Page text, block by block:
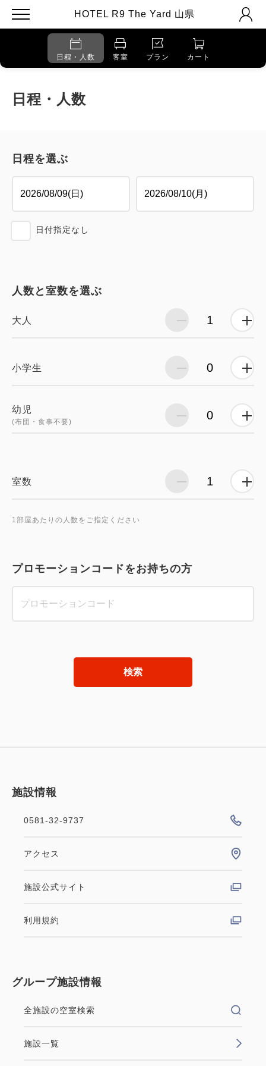
HOTEL R9 The Yard 山県
日程・人数 客室 プラン カート
日程・人数
日程を選ぶ
日付指定なし
人数と室数を選ぶ
大人
小学生
幼児
(布団・食事不要)
室数
1部屋あたりの人数をご指定ください
プロモーションコードをお持ちの方
検索
施設情報
0581-32-9737
アクセス
施設公式サイト
利用規約
グループ施設情報
全施設の空室検索
施設一覧